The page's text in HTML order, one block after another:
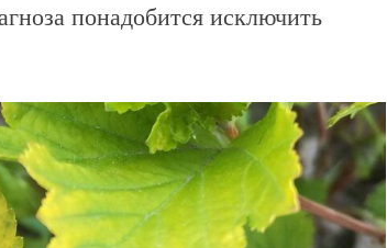
понадобится исключить